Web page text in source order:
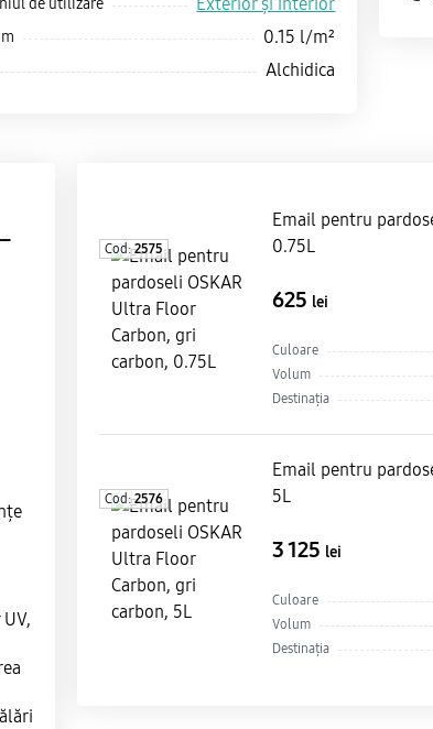
de utilizare
0.15 l/m²
Alchidica
Cod:2575
Email pentru
0.75L
625 lei
Culoare
Volum
Destinația
Cod:2576
Email pentru
5L
3 125 lei
Culoare
Volum
Destinația